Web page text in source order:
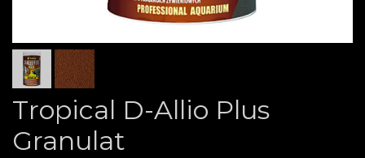
Tropical D-Allio Plus
Granulat